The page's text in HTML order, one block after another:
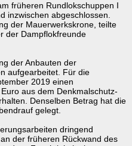
früheren Rundlokschuppen I
inzwischen abgeschlossen.
der Mauerwerkskrone, teilte
der Dampflokfreunde
der Anbauten der
aufgearbeitet. Für die
2019 einen
aus dem Denkmalschutz-
Denselben Betrag hat die
gelegt.
dringend
der früheren Rückwand des